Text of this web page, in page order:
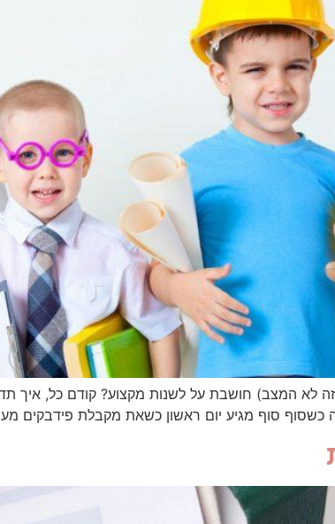
סוף מגיע יום ראשון כשאת מקבלת פידבקים